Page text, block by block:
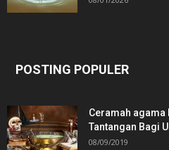
POSTING POPULER
Ceramah
Tantangan Bagi
08/09/2019